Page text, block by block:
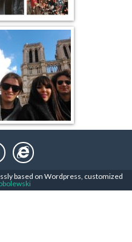
based on Wordpress, customized